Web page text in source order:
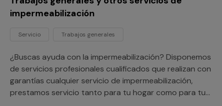
impermeabilización
Servicio Trabajos generales
¿Buscas ayuda con la impermeabilización? Disponemos
de servicios profesionales cualificados que realizan con
garantías cualquier servicio de impermeabilización,
prestamos servicio tanto para tu hogar como para tu